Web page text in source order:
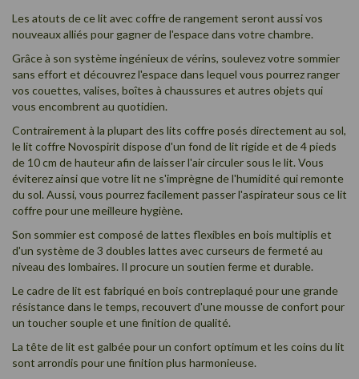
Les atouts de ce lit avec coffre de rangement seront aussi vos
nouveaux alliés pour gagner de l'espace dans votre chambre.
Grâce à son système ingénieux de vérins, soulevez votre sommier
sans effort et découvrez l'espace dans lequel vous pourrez ranger
vos couettes, valises, boîtes à chaussures et autres objets qui
vous encombrent au quotidien.
Contrairement à la plupart des lits coffre posés directement au sol,
le lit coffre Novospirit dispose d'un fond de lit rigide et de 4 pieds
de 10 cm de hauteur afin de laisser l'air circuler sous le lit. Vous
éviterez ainsi que votre lit ne s'imprègne de l'humidité qui remonte
du sol. Aussi, vous pourrez facilement passer l'aspirateur sous ce lit
coffre pour une meilleure hygiène.
Son sommier est composé de lattes flexibles en bois multiplis et
d'un système de 3 doubles lattes avec curseurs de fermeté au
niveau des lombaires. Il procure un soutien ferme et durable.
Le cadre de lit est fabriqué en bois contreplaqué pour une grande
résistance dans le temps, recouvert d'une mousse de confort pour
un toucher souple et une finition de qualité.
La tête de lit est galbée pour un confort optimum et les coins du lit
sont arrondis pour une finition plus harmonieuse.